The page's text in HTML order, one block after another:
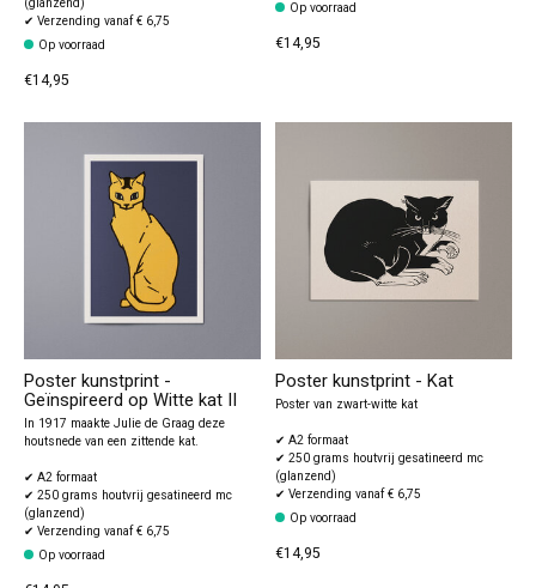
✔ Verzending vanaf € 6,75
Op voorraad
€14,95
Op voorraad
€14,95
Poster kunstprint -
Geïnspireerd op Witte kat II
In 1917 maakte Julie de Graag deze
houtsnede van een zittende kat.
✔ A2 formaat
✔ 250 grams houtvrij gesatineerd mc
(glanzend)
✔ Verzending vanaf € 6,75
Op voorraad
Poster kunstprint - Kat
Poster van zwart-witte kat
✔ A2 formaat
✔ 250 grams houtvrij gesatineerd mc
(glanzend)
✔ Verzending vanaf € 6,75
Op voorraad
€14,95